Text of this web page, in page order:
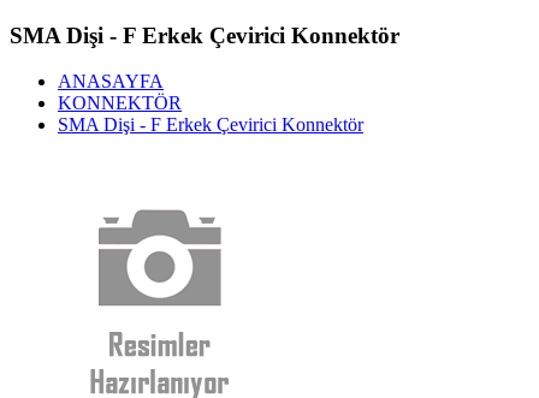
SMA Dişi - F Erkek Çevirici Konnektör
ANASAYFA
KONNEKTÖR
SMA Dişi - F Erkek Çevirici Konnektör